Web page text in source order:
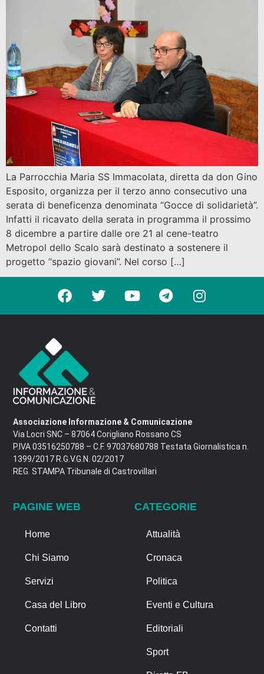
La Parrocchia Maria SS Immacolata, diretta da don Gino
Esposito, organizza per il terzo anno consecutivo una
serata di beneficenza denominata “Gocce di solidarietà”.
Infatti il ricavato della serata in programma il prossimo
8 dicembre a partire dalle ore 21 al cene-teatro
Metropol dello Scalo sarà destinato a sostenere il
progetto “spazio giovani”. Nel corso […]
Associazione Informazione & Comunicazione
Via Locri SNC – 87064 Corigliano Rossano CS
P.IVA 03516250788 – C.F. 97037680788 Testata Giornalistica n.
1399/2017 R.G.V.G.N. 02/2017
REG. STAMPA Tribunale di Castrovillari
PAGINE WEB
Home
Chi Siamo
Servizi
Casa del Libro
Contatti
CATEGORIE
Attualità
Cronaca
Politica
Eventi e Cultura
Editoriali
Sport